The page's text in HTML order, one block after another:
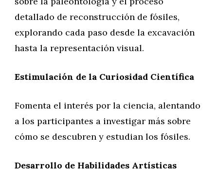
detallado de reconstrucción de fósiles,
explorando cada paso desde la excavación
hasta la representación visual.
Estimulación de la Curiosidad Científica
Fomenta el interés por la ciencia, alentando
a los participantes a investigar más sobre
cómo se descubren y estudian los fósiles.
Desarrollo de Habilidades Artísticas